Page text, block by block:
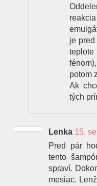
je
potom
Ak
tých
Lenka 15.
Pred pár
tento
spraví.
mesiac.